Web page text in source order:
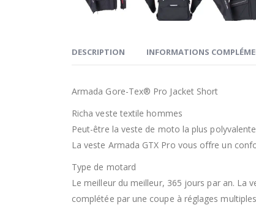
DESCRIPTION INFORMATIONS
Armada Gore-Tex® Pro Jacket Short
Richa veste textile hommes
Peut-être la veste de moto la plus
La veste Armada GTX Pro vous offre un
Type de motard
Le meilleur du meilleur, 365 jours par an. La
complétée par une coupe à réglages